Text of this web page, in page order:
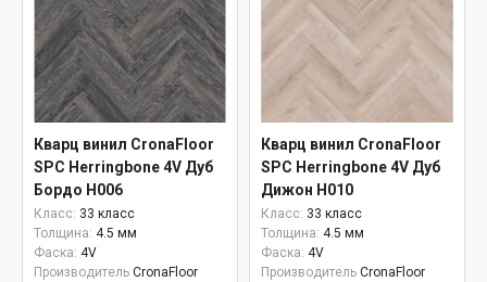
Кварц винил CronaFloor
SPC Herringbone 4V Дуб
Бордо H006
Класс: 33 класс
Толщина: 4.5 мм
Фаска: 4V
Производитель CronaFloor
Кварц винил CronaFloor
SPC Herringbone 4V Дуб
Дижон H010
Класс: 33 класс
Толщина: 4.5 мм
Фаска: 4V
Производитель CronaFloor